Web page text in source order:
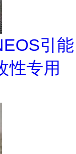
引能
性专用